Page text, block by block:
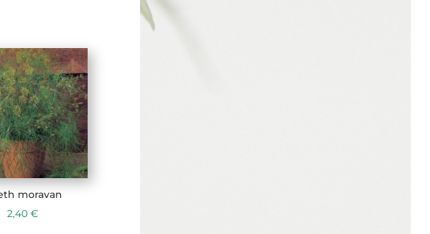
moravan
2,40 €